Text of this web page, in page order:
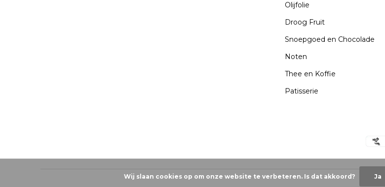
Olijfolie
Droog Fruit
Snoepgoed en Chocolade
Noten
Thee en Koffie
Patisserie
Wij slaan cookies op om onze website te verbeteren. Is dat akkoord? Ja